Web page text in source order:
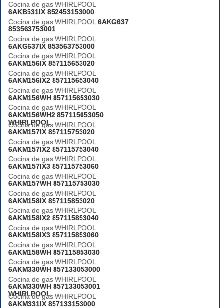
Cocina de gas WHIRLPOOL
6AKB531IX 852453153000
Cocina de gas WHIRLPOOL 6AKG637
853563753001
Cocina de gas WHIRLPOOL
6AKG637IX 853563753000
Cocina de gas WHIRLPOOL
6AKM156IX 857115653020
Cocina de gas WHIRLPOOL
6AKM156IX2 857115653040
Cocina de gas WHIRLPOOL
6AKM156WH 857115653030
Cocina de gas WHIRLPOOL
6AKM156WH2 857115653050
WHIRLPOOL
Cocina de gas WHIRLPOOL
6AKM157IX 857115753020
Cocina de gas WHIRLPOOL
6AKM157IX2 857115753040
Cocina de gas WHIRLPOOL
6AKM157IX3 857115753060
Cocina de gas WHIRLPOOL
6AKM157WH 857115753030
Cocina de gas WHIRLPOOL
6AKM158IX 857115853020
Cocina de gas WHIRLPOOL
6AKM158IX2 857115853040
Cocina de gas WHIRLPOOL
6AKM158IX3 857115853060
Cocina de gas WHIRLPOOL
6AKM158WH 857115853030
Cocina de gas WHIRLPOOL
6AKM330WH 857133053000
Cocina de gas WHIRLPOOL
6AKM330WH 857133053001
WHIRLPOOL
Cocina de gas WHIRLPOOL
6AKM331IX 857133153000